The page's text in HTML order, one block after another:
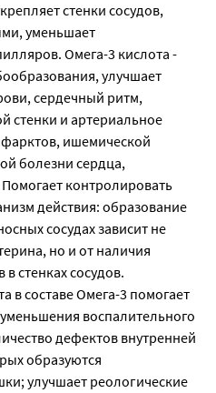
стенки сосудов,
уменьшает
Омега-3 кислота -
улучшает
сердечный ритм,
стенки и артериальное
ишемической
болезни сердца,
контролировать
действия: образование
сосудах зависит не
но и от наличия
стенках сосудов.
в составе Омега-3 помогает
воспалительного
дефектов внутренней
образуются
улучшает реологические